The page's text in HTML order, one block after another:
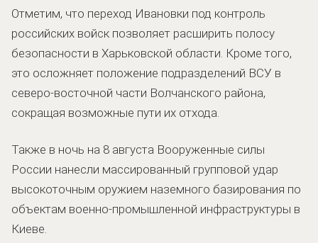
Отметим, что переход Ивановки под контроль
российских войск позволяет расширить полосу
безопасности в Харьковской области. Кроме того,
это осложняет положение подразделений ВСУ в
северо-восточной части Волчанского района,
сокращая возможные пути их отхода.
Также в ночь на 8 августа Вооруженные силы
России нанесли массированный групповой удар
высокоточным оружием наземного базирования по
объектам военно-промышленной инфраструктуры в
Киеве.